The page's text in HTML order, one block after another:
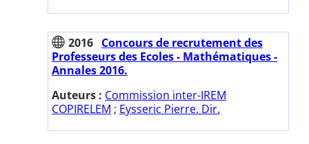
2016 Concours de recrutement des
Professeurs des Ecoles - Mathématiques -
Annales 2016.
Auteurs : Commission inter-IREM
COPIRELEM ; Eysseric Pierre. Dir.